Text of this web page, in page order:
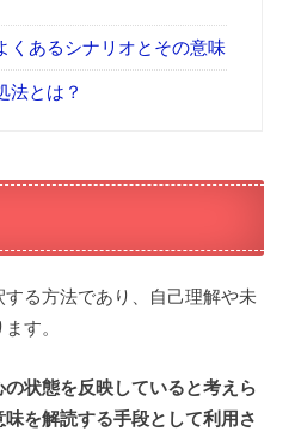
くあるシナリオとその意味
法とは？
る方法であり、自己理解や未
す。
状態を反映していると考えら
を解読する手段として利用さ